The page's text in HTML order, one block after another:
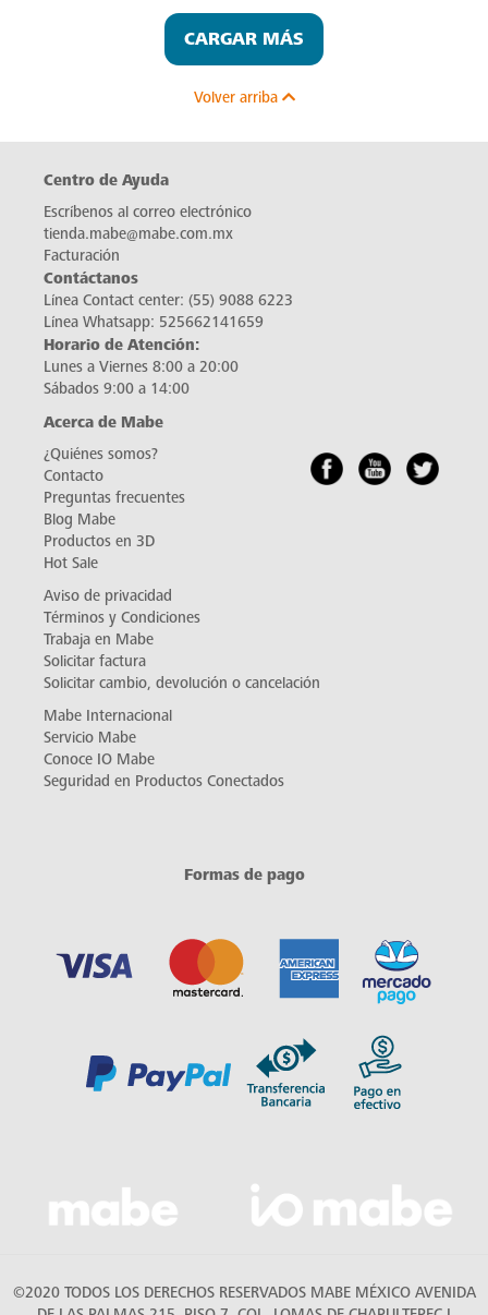
CARGAR MÁS
Volver arriba
Centro de Ayuda
Escríbenos al correo electrónico
tienda.mabe@mabe.com.mx
Facturación
Contáctanos
Línea Contact center: (55) 9088 6223
Línea Whatsapp: 525662141659
Horario de Atención:
Lunes a Viernes 8:00 a 20:00
Sábados 9:00 a 14:00
Acerca de Mabe
¿Quiénes somos?
Contacto
Preguntas frecuentes
Blog Mabe
Productos en 3D
Hot Sale
Aviso de privacidad
Términos y Condiciones
Trabaja en Mabe
Solicitar factura
Solicitar cambio, devolución o cancelación
Mabe Internacional
Servicio Mabe
Conoce IO Mabe
Seguridad en Productos Conectados
Formas de pago
©2020 TODOS LOS DERECHOS RESERVADOS MABE MÉXICO AVENIDA